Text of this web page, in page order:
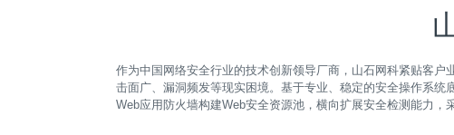
作为中国网络安全行业的技术创新领导厂商，山石网科紧贴客
击面广、漏洞频发等现实困境。基于专业、稳定的安全操作系
Web应用防火墙构建Web安全资源池，横向扩展安全检测能力